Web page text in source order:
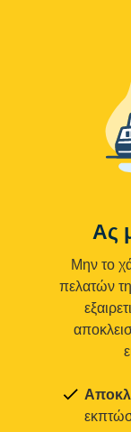
Ας
Μην το
πελατών